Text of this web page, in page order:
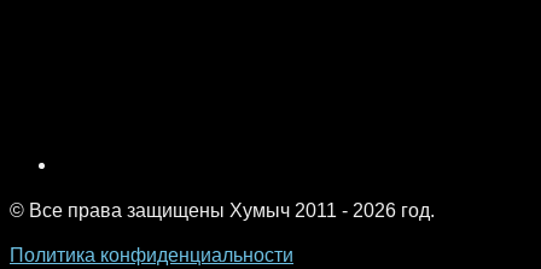
© Все права защищены Хумыч 2011 - 2026 год.
Политика конфиденциальности